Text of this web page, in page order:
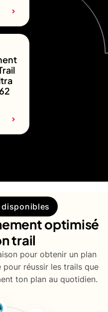
optimisé
trail
pour obtenir un plan
réussir les trails que
ton plan au quotidien.